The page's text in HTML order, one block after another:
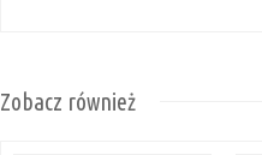
Zobacz również